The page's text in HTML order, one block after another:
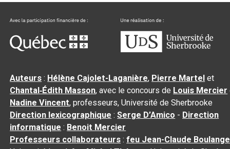
Auteurs : Hélène Cajolet-Laganière, Pierre Martel et
Chantal‑Édith Masson, avec le concours de Louis Mercier
Nadine Vincent, professeurs, Université de Sherbrooke
Direction lexicographique :Serge D’Amico - Direction
informatique : Benoit Mercier
Professeurs collaborateurs :feu Jean-Claude